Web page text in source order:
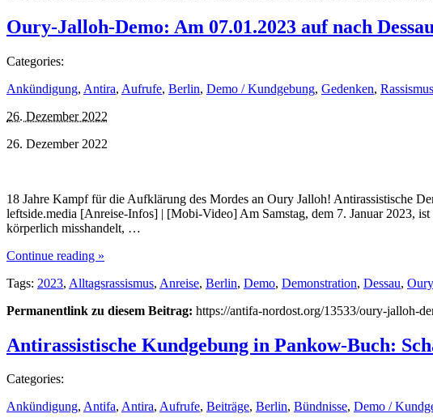
Oury-Jalloh-Demo: Am 07.01.2023 auf nach
Categories:
Ankündigung, Antira, Aufrufe, Berlin, Demo / Kundgebung, Gedenken, Rassismus
26. Dezember 2022
26. Dezember 2022
18 Jahre Kampf für die Aufklärung des Mordes an Oury Jalloh! Antirassistische
leftside.media [Anreise-Infos] | [Mobi-Video] Am Samstag, dem 7. Januar 2023,
körperlich misshandelt, …
Continue reading »
Tags: 2023, Alltagsrassismus, Anreise, Berlin, Demo, Demonstration, Dessau,
Permanentlink zu diesem Beitrag: https://antifa-nordost.org/13533/oury-jalloh-
Antirassistische Kundgebung in Pankow-Buch:
Categories:
Ankündigung, Antifa, Antira, Aufrufe, Beiträge, Berlin, Bündnisse, Demo /